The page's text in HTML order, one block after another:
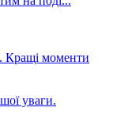
Кращі моменти